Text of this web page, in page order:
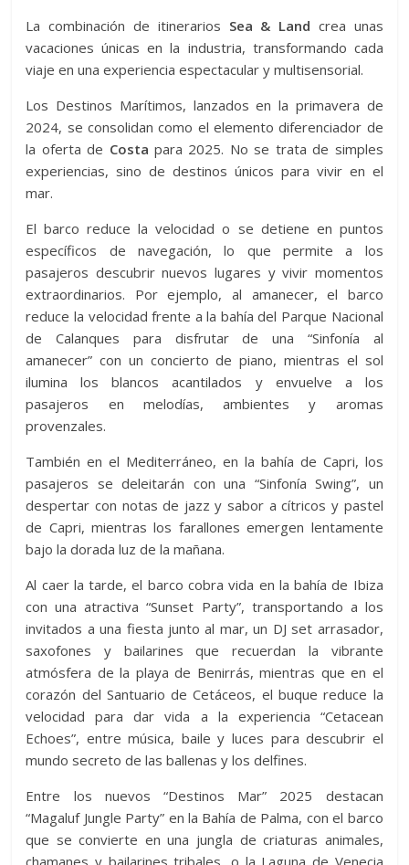
La combinación de itinerarios Sea & Land crea unas
vacaciones únicas en la industria, transformando cada
viaje en una experiencia espectacular y multisensorial.
Los Destinos Marítimos, lanzados en la primavera de
2024, se consolidan como el elemento diferenciador de
la oferta de Costa para 2025. No se trata de simples
experiencias, sino de destinos únicos para vivir en el
mar.
El barco reduce la velocidad o se detiene en puntos
específicos de navegación, lo que permite a los
pasajeros descubrir nuevos lugares y vivir momentos
extraordinarios. Por ejemplo, al amanecer, el barco
reduce la velocidad frente a la bahía del Parque Nacional
de Calanques para disfrutar de una “Sinfonía al
amanecer” con un concierto de piano, mientras el sol
ilumina los blancos acantilados y envuelve a los
pasajeros en melodías, ambientes y aromas
provenzales.
También en el Mediterráneo, en la bahía de Capri, los
pasajeros se deleitarán con una “Sinfonía Swing”, un
despertar con notas de jazz y sabor a cítricos y pastel
de Capri, mientras los farallones emergen lentamente
bajo la dorada luz de la mañana.
Al caer la tarde, el barco cobra vida en la bahía de Ibiza
con una atractiva “Sunset Party”, transportando a los
invitados a una fiesta junto al mar, un DJ set arrasador,
saxofones y bailarines que recuerdan la vibrante
atmósfera de la playa de Benirrás, mientras que en el
corazón del Santuario de Cetáceos, el buque reduce la
velocidad para dar vida a la experiencia “Cetacean
Echoes”, entre música, baile y luces para descubrir el
mundo secreto de las ballenas y los delfines.
Entre los nuevos “Destinos Mar” 2025 destacan
“Magaluf Jungle Party” en la Bahía de Palma, con el barco
que se convierte en una jungla de criaturas animales,
chamanes y bailarines tribales, o la Laguna de Venecia